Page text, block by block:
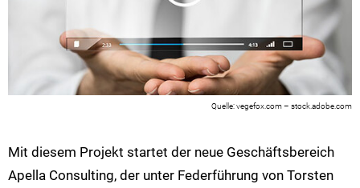
vegefox.com – stock.adobe.com
Mit diesem Projekt startet der neue Geschäftsbereich
Apella Consulting, der unter Federführung von Torsten